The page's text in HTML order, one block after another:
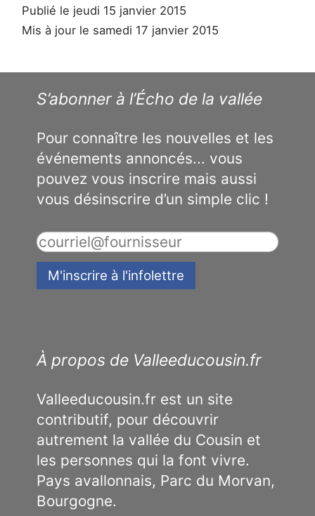
Publié le jeudi 15 janvier 2015
Mis à jour le samedi 17 janvier 2015
S’abonner à l’Écho de la vallée
Pour connaître les nouvelles et les
événements annoncés... vous
pouvez vous inscrire mais aussi
vous désinscrire d’un simple clic !
À propos de Valleeducousin.fr
Valleeducousin.fr est un site
contributif, pour découvrir
autrement la vallée du Cousin et
les personnes qui la font vivre.
Pays avallonnais, Parc du Morvan,
Bourgogne.